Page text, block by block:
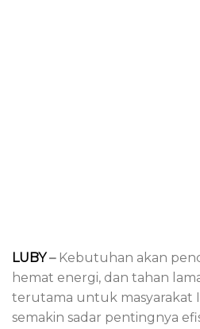
LUBY–Kebutuhan akan
hemat energi, dan tahan
terutama untuk masyarakat
semakin sadar pentingnya